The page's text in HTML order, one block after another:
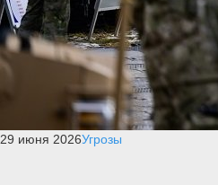
29 июня 2026Угрозы